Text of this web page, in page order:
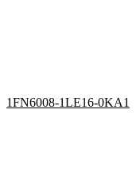
1FN6008-1LE16-0KA1